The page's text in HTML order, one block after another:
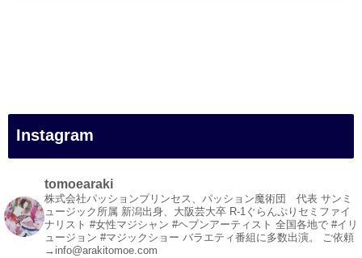
#白浜町
#変面ショー
#イベント
#宴会
#余興
1 3 X
Instagram
tomoearaki
株式会社パッションプリンセス、パッション魔術団 代表 サンミ
ュージック所属 新潟出身、大阪芸大卒 R-1ぐらんぷりセミファイ
ナリスト #女性マジシャン #ヘブンアーティスト 全国各地で #イリ
ュージョン #マジックショー バラエティ番組に多数出演。 ご依頼
→info@arakitomoe.com